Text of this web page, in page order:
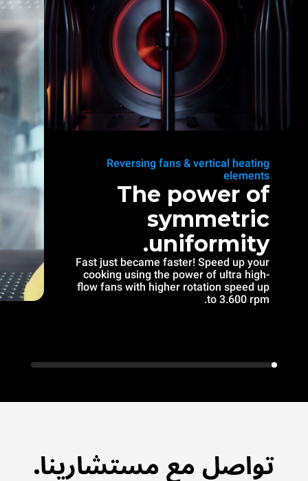
Reversing fans & vertical heating
elements
The power of
symmetric
uniformity.
Fast just became faster! Speed up your
cooking using the power of ultra high-
flow fans with higher rotation speed up
to 3.600 rpm.
تواصل مع مستشارينا.